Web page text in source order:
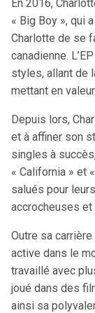
En 2016,
« Big Boy », qui
Charlotte de se
canadienne.
styles, allant de
mettant en
Depuis lors,
et à affiner son
singles à
« California » et
salués pour
accrocheuses et
Outre sa
active dans le
travaillé avec
joué dans des
ainsi sa